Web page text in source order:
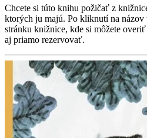
Chcete si túto knihu požičať z
ktorých ju majú. Po kliknutí na názov
stránku knižnice, kde si môžete
aj priamo rezervovať.